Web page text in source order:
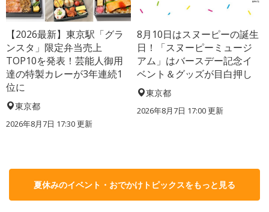
【2026最新】東京駅「グラ
ンスタ」限定弁当売上
TOP10を発表！芸能人御用
達の特製カレーが3年連続1
位に
東京都
2026年8月7日 17:30更新
8月10日はスヌーピーの誕生
日！「スヌーピーミュージ
アム」はバースデー記念イ
ベント＆グッズが目白押し
東京都
2026年8月7日 17:00更新
夏休みのイベント・おでかけトピックスをもっと見る